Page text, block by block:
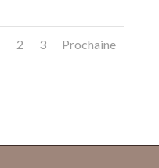
2 3 Prochaine